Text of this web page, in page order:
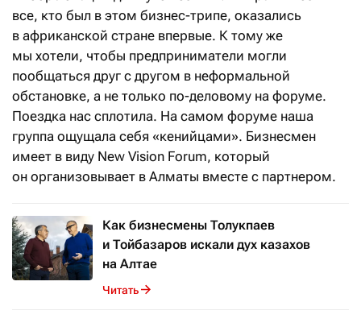
все, кто был в этом бизнес-трипе, оказались
в африканской стране впервые. К тому же
мы хотели, чтобы предприниматели могли
пообщаться друг с другом в неформальной
обстановке, а не только по-деловому на форуме.
Поездка нас сплотила. На самом форуме наша
группа ощущала себя «кенийцами». Бизнесмен
имеет в виду New Vision Forum, который
он организовывает в Алматы вместе с партнером.
Как бизнесмены Толукпаев
и Тойбазаров искали дух казахов
на Алтае
Читать